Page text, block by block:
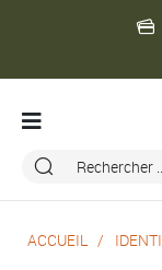
ACCUEIL